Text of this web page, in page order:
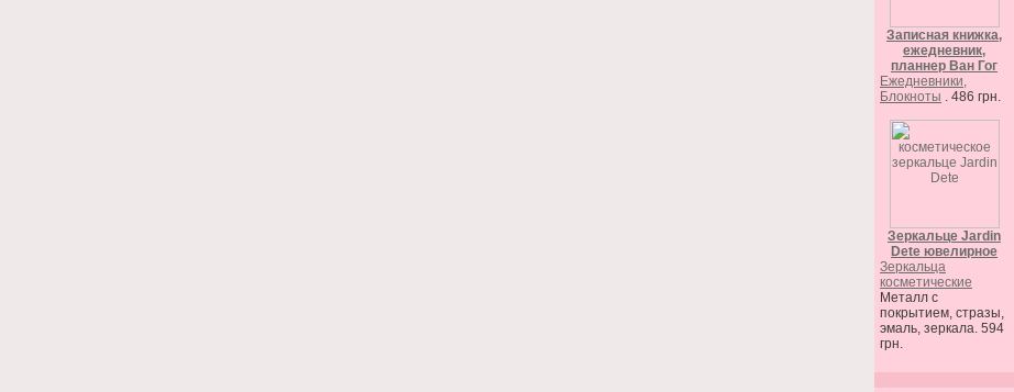
Записная книжка,
ежедневник,
планнер Ван Гог
Ежедневники,
Блокноты . 486 грн.
Зеркальце Jardin
Dete ювелирное
Зеркальца
косметические
Металл с
покрытием, стразы,
эмаль, зеркала. 594
грн.